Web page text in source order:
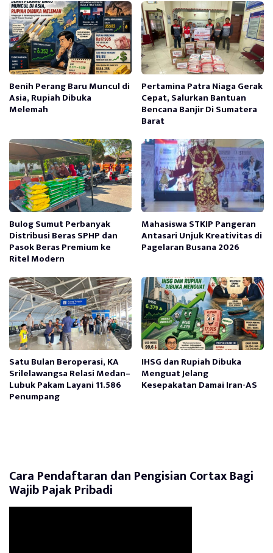
Benih Perang Baru Muncul di
Asia, Rupiah Dibuka
Melemah
Pertamina Patra Niaga Gerak
Cepat, Salurkan Bantuan
Bencana Banjir Di Sumatera
Barat
Bulog Sumut Perbanyak
Distribusi Beras SPHP dan
Pasok Beras Premium ke
Ritel Modern
Mahasiswa STKIP Pangeran
Antasari Unjuk Kreativitas di
Pagelaran Busana 2026
Satu Bulan Beroperasi, KA
Srilelawangsa Relasi Medan–
Lubuk Pakam Layani 11.586
Penumpang
IHSG dan Rupiah Dibuka
Menguat Jelang
Kesepakatan Damai Iran-AS
Cara Pendaftaran dan Pengisian Cortax Bagi
Wajib Pajak Pribadi